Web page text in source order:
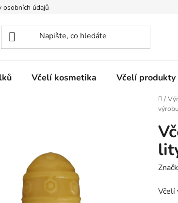
osobních údajů
Včelí kosmetika Včelí produkty
/
Včelí